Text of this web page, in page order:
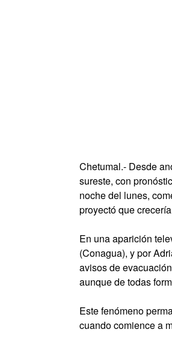
Chetumal.- Desde
sureste, con
noche del lunes,
proyectó que
En una aparición
(Conagua), y por
avisos de
aunque de todas
Este fenómeno
cuando comience a